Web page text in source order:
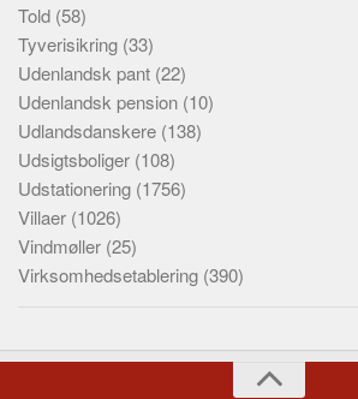
Told (58)
Tyverisikring (33)
Udenlandsk pant (22)
Udenlandsk pension (10)
Udlandsdanskere (138)
Udsigtsboliger (108)
Udstationering (1756)
Villaer (1026)
Vindmøller (25)
Virksomhedsetablering (390)